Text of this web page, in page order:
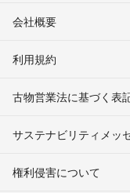
会社概要
利用規約
古物営業法に基づく表
サステナビリティメッ
権利侵害について